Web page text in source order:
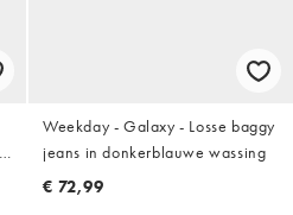
Weekday - Galaxy - Losse baggy
jeans in donkerblauwe wassing
€ 72,99